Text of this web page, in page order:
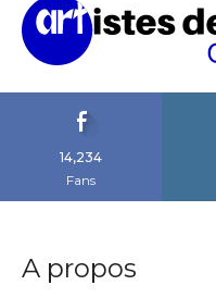
14,234
Fans
A propos